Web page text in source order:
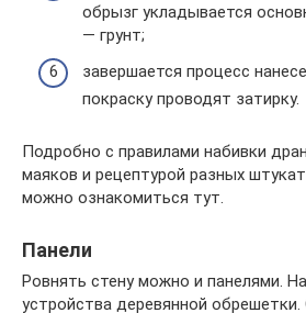
обрызг укладывается
— грунт;
завершается процесс
покраску проводят затирку.
Подробно с правилами набивки
маяков и рецептурой разных
можно ознакомиться тут.
Панели
Ровнять стену можно и панелями.
устройства деревянной